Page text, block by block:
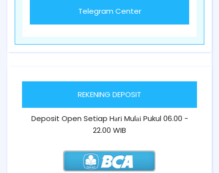
Telegram Center
REKENING DEPOSIT
Deposit Open Setiap Hаrі Mulаі Pukul 06.00 -
22.00 WIB